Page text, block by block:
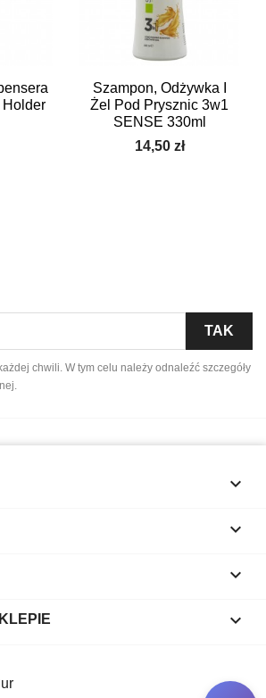
Szampon, Odżywka I
Żel Pod Prysznic 3w1
SENSE 330ml
14,50 zł
chwili. W tym celu należy odnaleźć szczegóły



keyboard_arrow_down